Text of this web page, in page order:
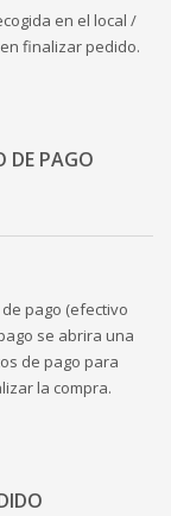
en el local /
finalizar pedido.
DE PAGO
pago (efectivo
se abrira una
de pago para
la compra.